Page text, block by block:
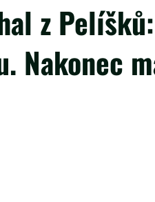
z
Nakonec